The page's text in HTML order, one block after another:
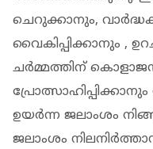
ചെറുക്കാനും,
വൈകിപ്പിക്കാനും ,
ചര്‍മ്മത്തിന്
ഉയര്‍ന്ന ജലാംശം
ജലാംശം